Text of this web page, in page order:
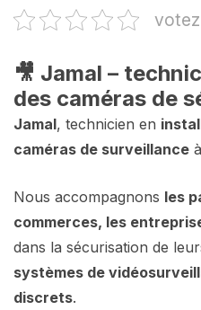
🎥 Jamal –
des caméras de
Jamal, technicien en
caméras de surveillance à
Nous accompagnons les
commerces, les
dans la sécurisation de
systèmes de
discrets.